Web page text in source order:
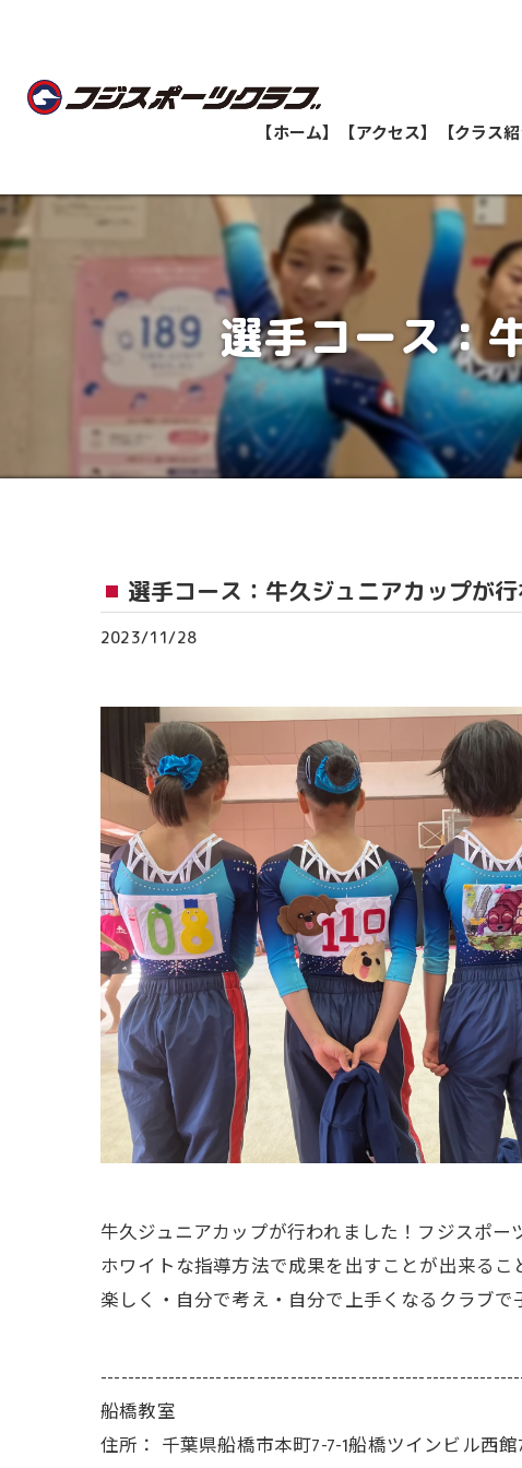
【ホーム】 【アクセス】
志津教室
津田沼教室
八千代緑が丘教室
印西牧の原教室
【クラス
選手コース：
選手コース：牛久ジュニアカップが行
2023/11/28
牛久ジュニアカップが行われました！フジスポ
ホワイトな指導方法で成果を出すことが出来る
楽しく・自分で考え・自分で上手くなるクラブで
船橋教室
住所： 千葉県船橋市本町7-7-1船橋ツインビル西館